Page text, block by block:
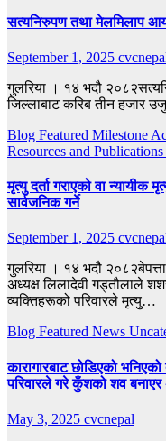
सत्यनिरुपण तथा मेलमिलाप
September 1, 2025
गुलरिया । १४ भदौ
जिल्लाबाट करिब तीन हजार
Blog Featured Milestone
Resources and Publications
मृत्यु दर्ता गराएको वा न्यायीक
सार्वजनिक गर्ने
September 1, 2025
गुलरिया । १४ भदौ
अध्यक्ष लिलादेवी गड्तौलाले
व्यक्तिहरूको परिवारले मृत्यु…
Blog Featured News
कारागारबाट छोडिएको
परिवारले गरे कुँशको शव बनाएर
May 3, 2025 cvcnepal